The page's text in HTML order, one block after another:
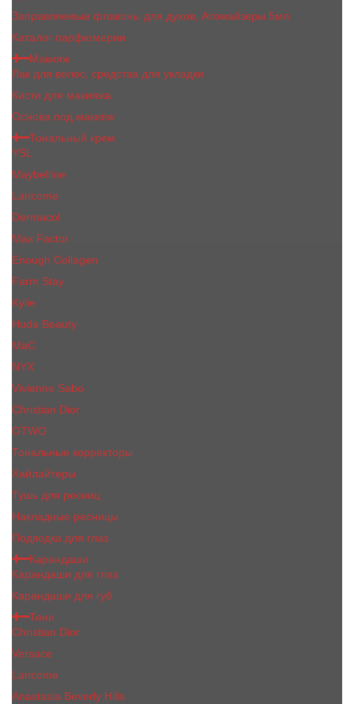
Заправляемые флаконы для духов, Атомайзеры 5мл
Каталог парфюмерии
Макияж
Лак для волос, средства для укладки
Кисти для макияжа
Основа под макияж
Тональный крем
YSL
Maybelline
Lancome
Dermacol
Max Factor
Enough Collagen
Farm Stay
Kylie
Huda Beauty
МаС
NYX
Vivienne Sabo
Сhristiаn Diоr
OTWO
Тональные корректоры
Хайлайтеры
Тушь для ресниц
Накладные ресницы
Подводка для глаз
Карандаши
Карандаши для глаз
Карандаши для губ
Тени
Christian Dior
Versace
Lancome
Anastasia Beverly Hills